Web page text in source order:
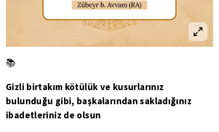
📚
Gizli birtakım kötülük ve kusurlarınız
bulunduğu gibi, başkalarından sakladığınız
ibadetleriniz de olsun